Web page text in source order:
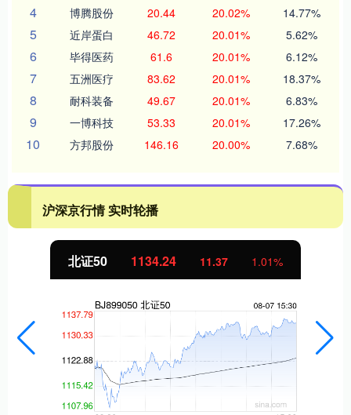
4 博腾股份 20.44 20.02% 14.77%
5 近岸蛋白 46.72 20.01% 5.62%
6 毕得医药 61.6 20.01% 6.12%
7 五洲医疗 83.62 20.01% 18.37%
8 耐科装备 49.67 20.01% 6.83%
9 一博科技 53.33 20.01% 17.26%
10 方邦股份 146.16 20.00% 7.68%
沪深京行情 实时轮播
北证50 1134.24 11.37 1.01%